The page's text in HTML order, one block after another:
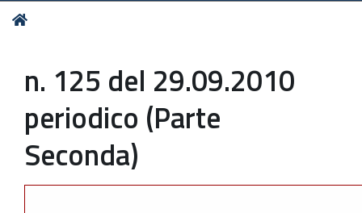
Tu
n. 125 del 29.09.2010
periodico (Parte
Seconda)